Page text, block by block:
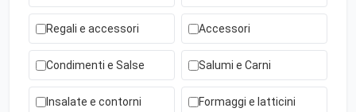
Regali e accessori Accessori
Condimenti e Salse Salumi e Carni
Insalate e contorni Formaggi e latticini